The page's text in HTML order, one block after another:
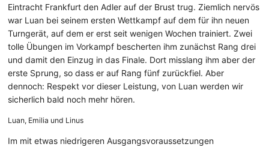
Eintracht Frankfurt den Adler auf der Brust trug. Ziemlich nervös
war Luan bei seinem ersten Wettkampf auf dem für ihn neuen
Turngerät, auf dem er erst seit wenigen Wochen trainiert. Zwei
tolle Übungen im Vorkampf bescherten ihm zunächst Rang drei
und damit den Einzug in das Finale. Dort misslang ihm aber der
erste Sprung, so dass er auf Rang fünf zurückfiel. Aber
dennoch: Respekt vor dieser Leistung, von Luan werden wir
sicherlich bald noch mehr hören.
Luan, Emilia und Linus
Im mit etwas niedrigeren Ausgangsvoraussetzungen